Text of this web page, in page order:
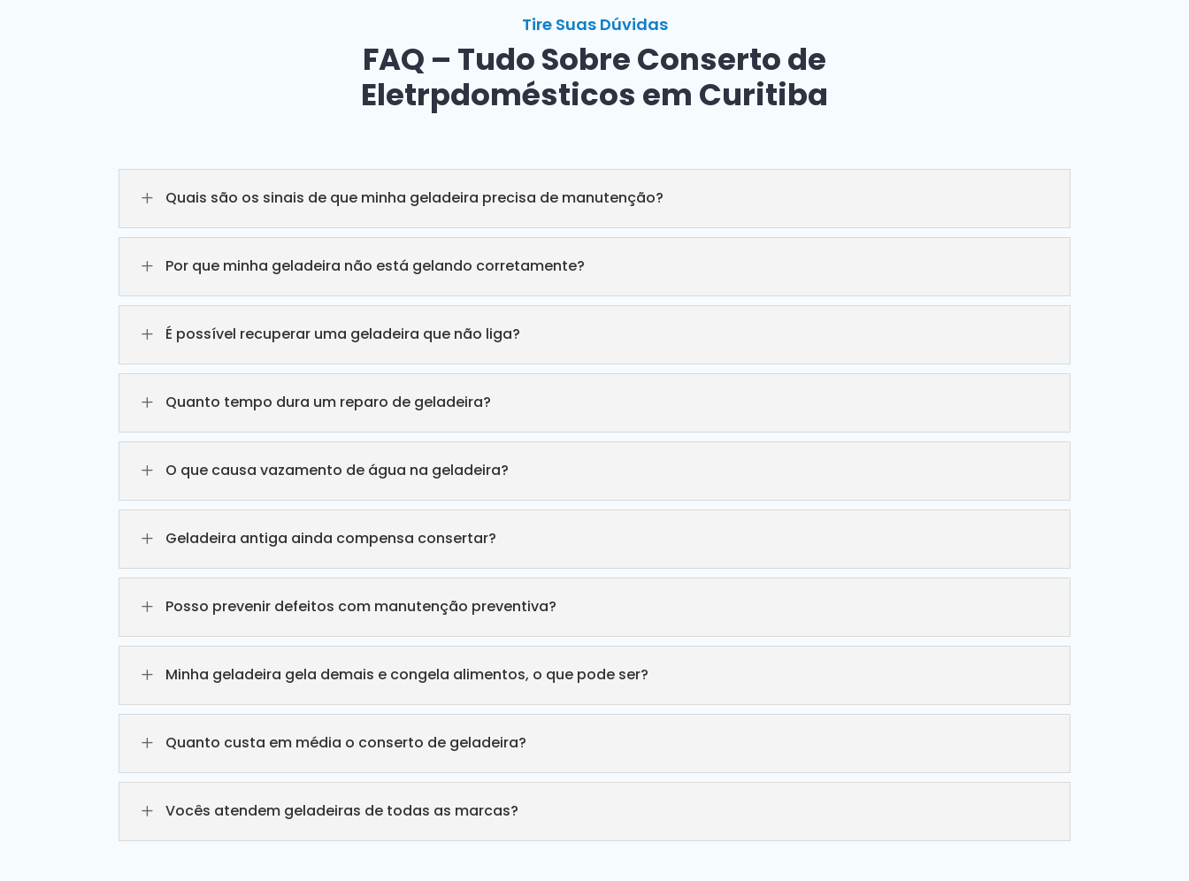
Tire Suas Dúvidas
FAQ – Tudo Sobre Conserto de
Eletrpdomésticos em Curitiba
L Quais são os sinais de que minha geladeira precisa de manutenção?
L Por que minha geladeira não está gelando corretamente?
L É possível recuperar uma geladeira que não liga?
L Quanto tempo dura um reparo de geladeira?
L O que causa vazamento de água na geladeira?
L Geladeira antiga ainda compensa consertar?
L Posso prevenir defeitos com manutenção preventiva?
L Minha geladeira gela demais e congela alimentos, o que pode ser?
L Quanto custa em média o conserto de geladeira?
L Vocês atendem geladeiras de todas as marcas?